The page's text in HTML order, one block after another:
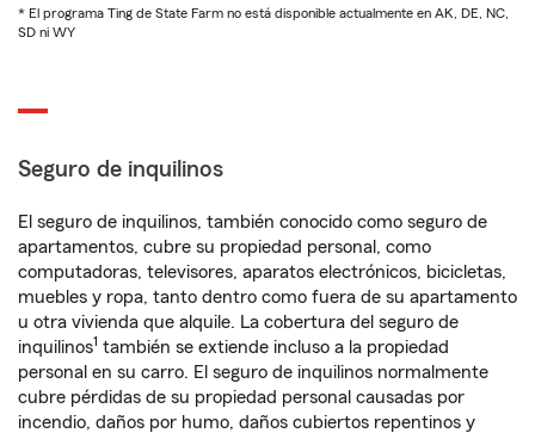
* El programa Ting de State Farm no está disponible actualmente en AK, DE, NC,
SD ni WY
Seguro de inquilinos
El seguro de inquilinos, también conocido como seguro de
apartamentos, cubre su propiedad personal, como
computadoras, televisores, aparatos electrónicos, bicicletas,
muebles y ropa, tanto dentro como fuera de su apartamento
u otra vivienda que alquile. La cobertura del seguro de
inquilinos1 también se extiende incluso a la propiedad
personal en su carro. El seguro de inquilinos normalmente
cubre pérdidas de su propiedad personal causadas por
incendio, daños por humo, daños cubiertos repentinos y